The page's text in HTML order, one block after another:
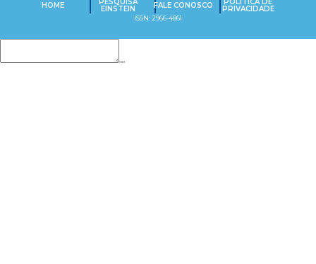
HOME PESQUISA
EINSTEIN FALE CONOSCO POLÍTICA DE
PRIVACIDADE
ISSN: 2966-4861
Insert